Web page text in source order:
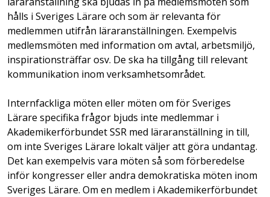
hålls i Sveriges Lärare och som är relevanta för
medlemmen utifrån läraranställningen. Exempelvis
medlemsmöten med information om avtal, arbetsmiljö,
inspirationsträffar osv. De ska ha tillgång till relevant
kommunikation inom verksamhetsområdet.
Internfackliga möten eller möten om för Sveriges
Lärare specifika frågor bjuds inte medlemmar i
Akademikerförbundet SSR med läraranställning in till,
om inte Sveriges Lärare lokalt väljer att göra undantag.
Det kan exempelvis vara möten så som förberedelse
inför kongresser eller andra demokratiska möten inom
Sveriges Lärare. Om en medlem i Akademikerförbundet